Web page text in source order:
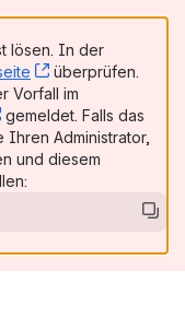
lösen. In der
, (opens new
überprüfen.
Vorfall im
, (opens new window)
gemeldet. Falls das
Ihren Administrator,
und diesem